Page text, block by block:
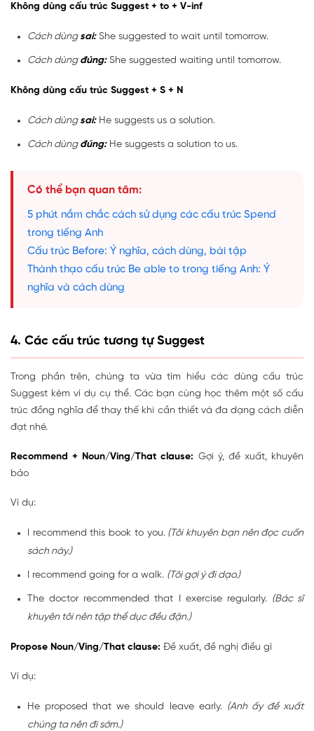
Không dùng cấu trúc Suggest + to + V-inf
Cách dùng sai:She suggested to wait until tomorrow.
Cách dùng đúng:She suggested waiting until tomorrow.
Không dùng cấu trúc Suggest + S + N
Cách dùng sai:He suggests us a solution.
Cách dùng đúng:He suggests a solution to us.
Có thể bạn quan tâm:
5 phút nắm chắc cách sử dụng các cấu trúc Spend
trong tiếng Anh
Cấu trúc Before: Ý nghĩa, cách dùng, bài tập
Thành thạo cấu trúc Be able to trong tiếng Anh: Ý
nghĩa và cách dùng
4. Các cấu trúc tương tự Suggest
Trong phần trên, chúng ta vừa tìm hiểu các dùng cấu trúc
Suggest kèm ví dụ cụ thể. Các bạn cùng học thêm một số cấu
trúc đồng nghĩa để thay thế khi cần thiết và đa dạng cách diễn
đạt nhé.
Recommend + Noun/Ving/That clause: Gợi ý, đề xuất, khuyên
bảo
Ví dụ:
I recommend this book to you.(Tôi khuyên bạn nên đọc cuốn
sách này.)
I recommend going for a walk. (Tôi gợi ý đi dạo.)
The doctor recommended that I exercise regularly. (Bác sĩ
khuyên tôi nên tập thể dục đều đặn.)
Propose Noun/Ving/That clause: Đề xuất, đề nghị điều gì
Ví dụ:
He proposed that we should leave early. (Anh ấy đề xuất
chúng ta nên đi sớm.)